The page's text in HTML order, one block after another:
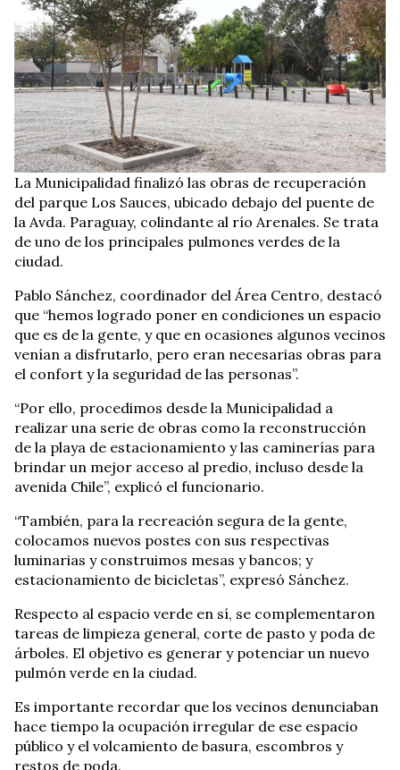
La Municipalidad finalizó las obras de recuperación
del parque Los Sauces, ubicado debajo del puente de
la Avda. Paraguay, colindante al río Arenales. Se trata
de uno de los principales pulmones verdes de la
ciudad.
Pablo Sánchez, coordinador del Área Centro, destacó
que “hemos logrado poner en condiciones un espacio
que es de la gente, y que en ocasiones algunos vecinos
venían a disfrutarlo, pero eran necesarias obras para
el confort y la seguridad de las personas”.
“Por ello, procedimos desde la Municipalidad a
realizar una serie de obras como la reconstrucción
de la playa de estacionamiento y las caminerías para
brindar un mejor acceso al predio, incluso desde la
avenida Chile”, explicó el funcionario.
“También, para la recreación segura de la gente,
colocamos nuevos postes con sus respectivas
luminarias y construimos mesas y bancos; y
estacionamiento de bicicletas”, expresó Sánchez.
Respecto al espacio verde en sí, se complementaron
tareas de limpieza general, corte de pasto y poda de
árboles. El objetivo es generar y potenciar un nuevo
pulmón verde en la ciudad.
Es importante recordar que los vecinos denunciaban
hace tiempo la ocupación irregular de ese espacio
público y el volcamiento de basura, escombros y
restos de poda.